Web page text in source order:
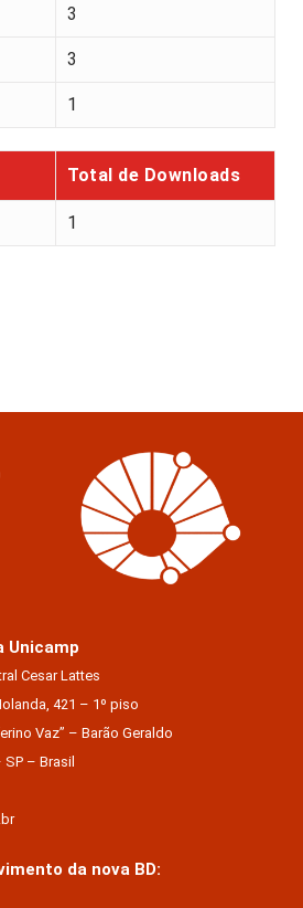
3
3
1
Total de Downloads
1
Unicamp
Cesar Lattes
421 – 1º piso
Vaz” – Barão Geraldo
– Brasil
da nova BD: